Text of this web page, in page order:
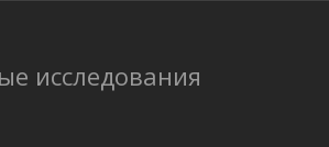
исследования